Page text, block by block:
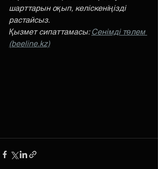
шарттарын оқып, келіскеніңізді
растайсыз.
Қызмет сипаттамасы: Сенімді төлем
(beeline.kz)